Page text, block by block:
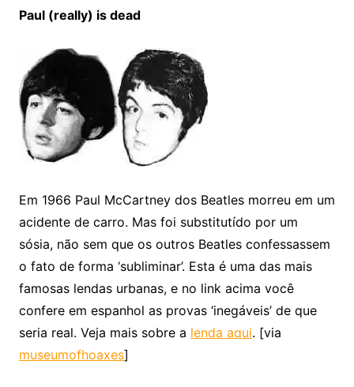
Paul (really) is dead
Em 1966 Paul McCartney dos Beatles morreu em um
acidente de carro. Mas foi substitutído por um
sósia, não sem que os outros Beatles confessassem
o fato de forma ‘subliminar’. Esta é uma das mais
famosas lendas urbanas, e no link acima você
confere em espanhol as provas ‘inegáveis’ de que
seria real. Veja mais sobre a lenda aqui. [via
museumofhoaxes]